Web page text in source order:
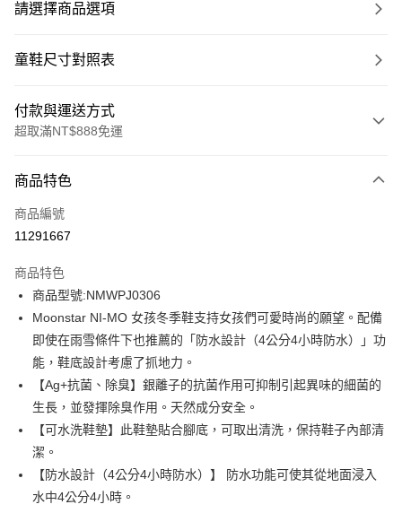
請選擇商品選項
童鞋尺寸對照表
付款與運送方式
超取滿NT$888免運
信用卡一次付款
信用卡分期付款
合作金庫商業銀行
華南商業銀行
上海商業儲蓄銀行
台北富邦商業銀行
國泰世華商業銀行
兆豐國際商業銀行
臺灣中小企業銀行
匯豐（台灣）商業銀行
華泰商業銀行
聯邦商業銀行
遠東國際商業銀行
元大商業銀行
永豐商業銀行
玉山商業銀行
星展（台灣）商業銀行
台新國際商業銀行
台灣樂天信用卡公司
6 期 0 利率 每期
彰化商業銀行
上海商業儲蓄銀行
台北富邦商業銀行
國泰世華商業銀行
臺灣中小企業銀行
台中商業銀行
匯豐（台灣）商業銀行
華泰商業銀行
聯邦商業銀行
遠東國際商業銀行
元大商業銀行
永豐商業銀行
玉山商業銀行
台新國際商業銀行
中國信託商業銀行
台灣樂天信用卡公司
12 期 0 利率 每期
合作金庫商業銀行
第一商業銀行
上海商業儲蓄銀行
國泰世華商業銀行
兆豐國際商業銀行
臺灣中小企業銀行
台中商業銀行
匯豐（台灣）商業銀行
華泰商業銀行
聯邦商業銀行
元大商業銀行
永豐商業銀行
玉山商業銀行
星展（台灣）商業銀行
台新國際商業銀行
LINE Pay
Apple Pay
街口支付
悠遊付
Google Pay
全盈+PAY
商品特色
商品編號
11291667
商品特色
商品型號:NMWPJ0306
Moonstar NI-MO 女孩冬季鞋支持女孩們可愛時尚的願望。配備
即使在雨雪條件下也推薦的「防水設計（4公分4小時防水）」功
能，鞋底設計考慮了抓地力。
【Ag+抗菌、除臭】銀離子的抗菌作用可抑制引起異味的細菌的
生長，並發揮除臭作用。天然成分安全。
【可水洗鞋墊】此鞋墊貼合腳底，可取出清洗，保持鞋子內部清
潔。
【防水設計（4公分4小時防水）】 防水功能可使其從地面浸入
水中4公分4小時。